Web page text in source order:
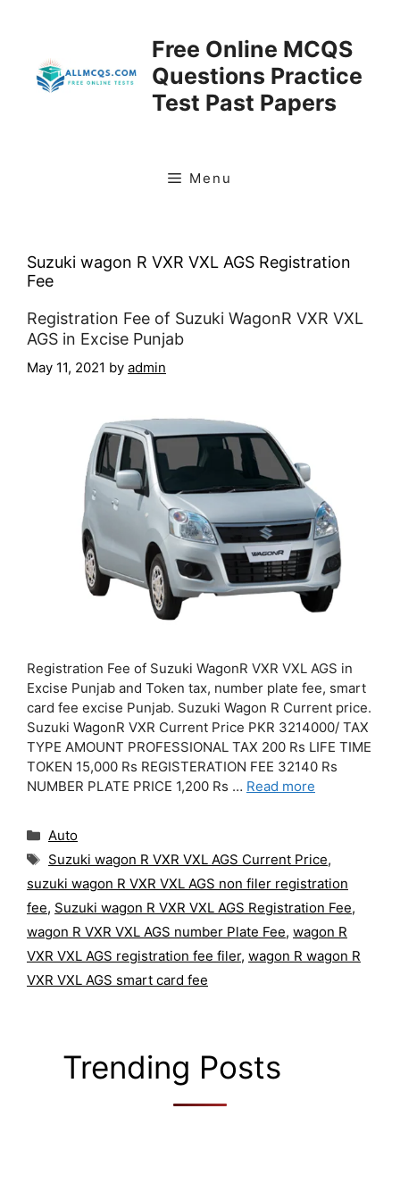
Free Online MCQS
Questions Practice
Test Past Papers
Menu
Suzuki wagon R VXR VXL AGS Registration
Fee
Registration Fee of Suzuki WagonR VXR VXL
AGS in Excise Punjab
May 11, 2021 by admin
Registration Fee of Suzuki WagonR VXR VXL AGS in
Excise Punjab and Token tax, number plate fee, smart
card fee excise Punjab. Suzuki Wagon R Current price.
Suzuki WagonR VXR Current Price PKR 3214000/ TAX
TYPE AMOUNT PROFESSIONAL TAX 200 Rs LIFE TIME
TOKEN 15,000 Rs REGISTERATION FEE 32140 Rs
NUMBER PLATE PRICE 1,200 Rs … Read more
Categories
Auto
Tags
Suzuki wagon R VXR VXL AGS Current Price,
suzuki wagon R VXR VXL AGS non filer registration
fee, Suzuki wagon R VXR VXL AGS Registration Fee,
wagon R VXR VXL AGS number Plate Fee, wagon R
VXR VXL AGS registration fee filer, wagon R wagon R
VXR VXL AGS smart card fee
Trending Posts